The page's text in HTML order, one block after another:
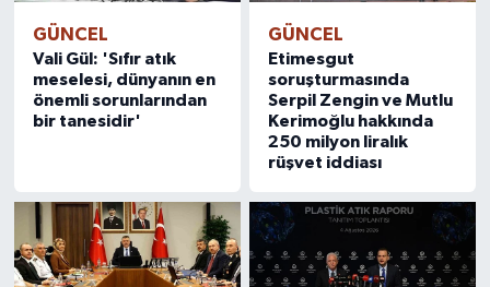
GÜNCEL
Vali Gül: 'Sıfır atık
meselesi, dünyanın en
önemli sorunlarından
bir tanesidir'
GÜNCEL
Etimesgut
soruşturmasında
Serpil Zengin ve Mutlu
Kerimoğlu hakkında
250 milyon liralık
rüşvet iddiası